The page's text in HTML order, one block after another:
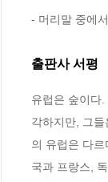
- 머리말 중에서
출판사 서평
유럽은 숲이다
각하지만, 그
의 유럽은 다
국과 프랑스,